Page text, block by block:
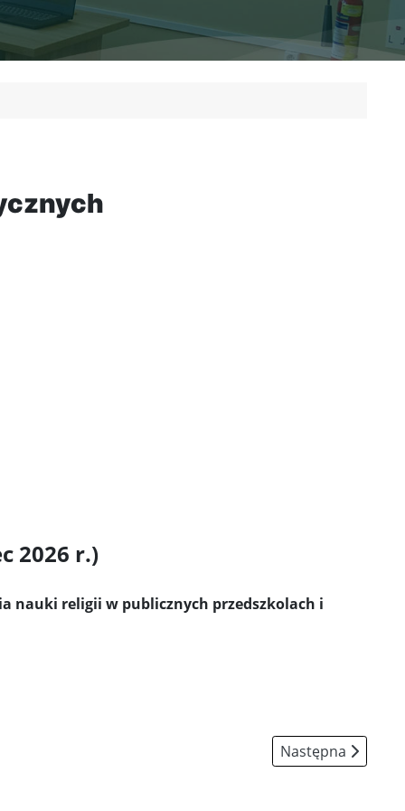
2026 r.)
nauki religii w publicznych przedszkolach i
Następna strona:
Następna